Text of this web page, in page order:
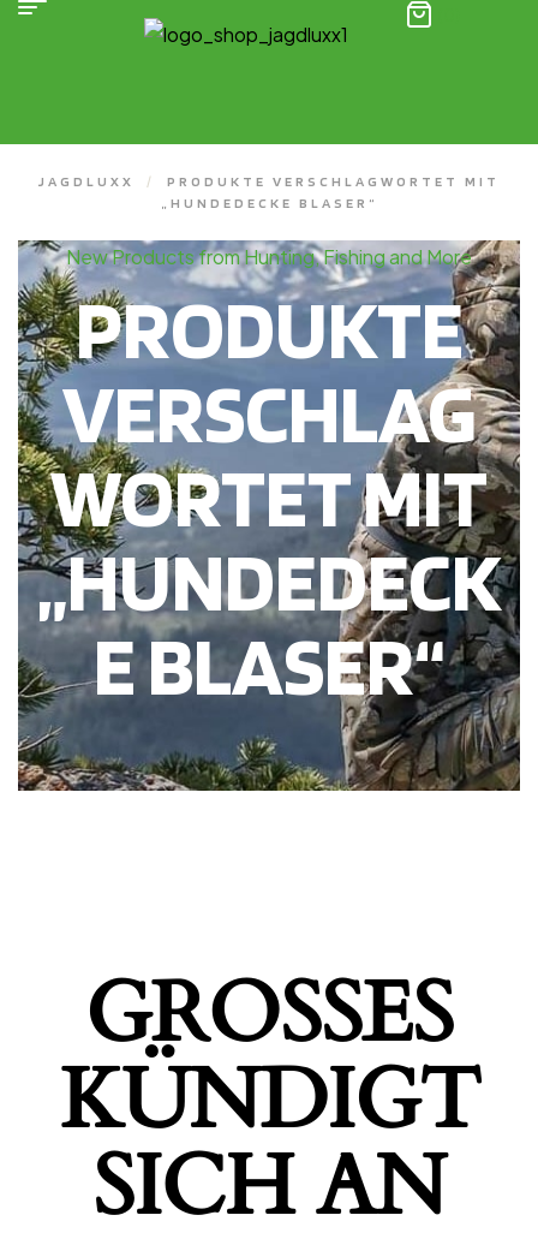
JAGDLUXX /
PRODUKTE VERSCHLAGWORTET MIT
„HUNDEDECKE BLASER“
New Products from Hunting, Fishing and More
PRODUKTE
VERSCHLAG
WORTET MIT
„HUNDEDECK
E BLASER“
GROSSES K
ÜNDIGT S
ICH AN